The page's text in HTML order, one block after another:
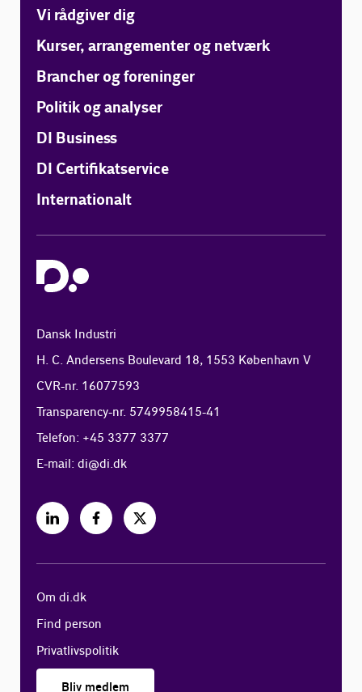
Vi rådgiver dig
Kurser, arrangementer og netværk
Brancher og foreninger
Politik og analyser
DI Business
DI Certifikatservice
Internationalt
Dansk Industri
H. C. Andersens Boulevard 18, 1553 København V
CVR-nr. 16077593
Transparency-nr. 5749958415-41
Telefon: +45 3377 3377
E-mail:di@di.dk
Om di.dk
Find person
Privatlivspolitik
Bliv medlem